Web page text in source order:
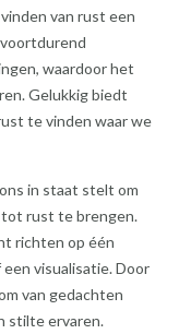
van rust een
waardoor het
Gelukkig biedt
te vinden waar we
in staat stelt om
rust te brengen.
richten op één
visualisatie. Door
van gedachten
stilte ervaren.